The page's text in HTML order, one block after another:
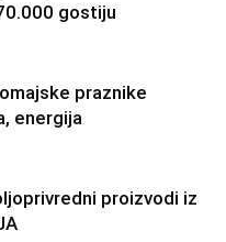
gostiju
praznike
energija
proizvodi iz